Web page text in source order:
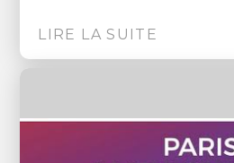
LIRE LA SUITE